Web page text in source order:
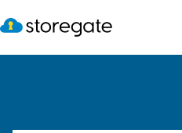
to
content